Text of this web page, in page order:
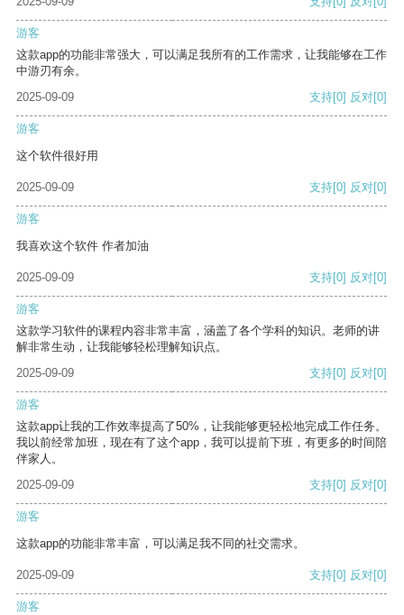
游客
这款app的功能非常强大，可以满足我所有的工作需求，让我能够在工作
中游刃有余。
2025-09-09
支持[0] 反对[0]
游客
这个软件很好用
2025-09-09 支持[0] 反对[0]
游客
我喜欢这个软件 作者加油
2025-09-09 支持[0] 反对[0]
游客
这款学习软件的课程内容非常丰富，涵盖了各个学科的知识。老师的讲
解非常生动，让我能够轻松理解知识点。
2025-09-09
支持[0] 反对[0]
游客
这款app让我的工作效率提高了50%，让我能够更轻松地完成工作任务。
我以前经常加班，现在有了这个app，我可以提前下班，有更多的时间陪
伴家人。
2025-09-09
支持[0] 反对[0]
游客
这款app的功能非常丰富，可以满足我不同的社交需求。
2025-09-09 支持[0] 反对[0]
游客